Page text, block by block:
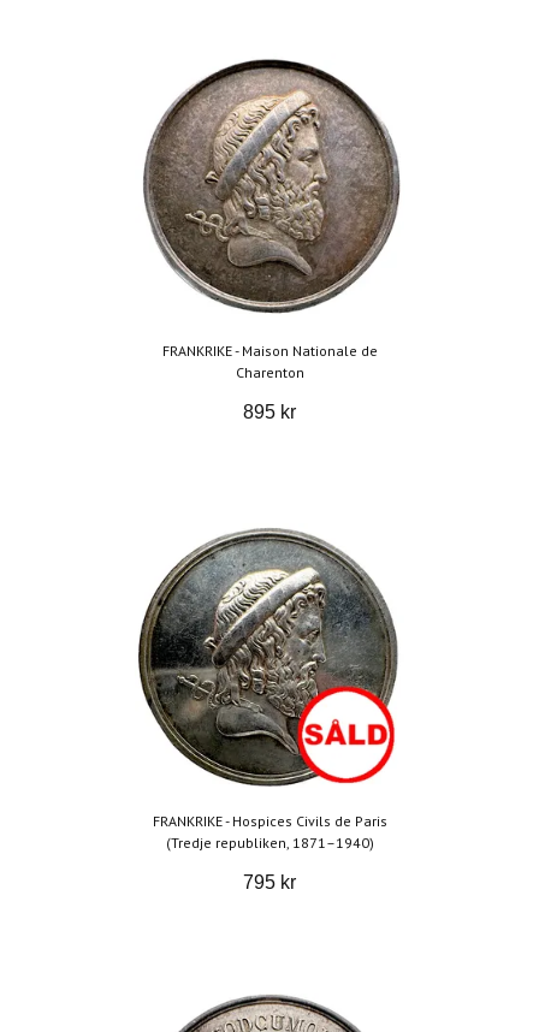
FRANKRIKE - Maison Nationale de
Charenton
895 kr
FRANKRIKE - Hospices Civils de Paris
(Tredje republiken, 1871–1940)
795 kr